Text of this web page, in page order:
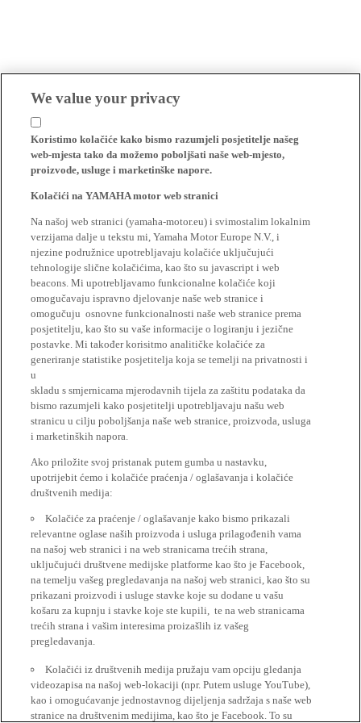
We value your privacy
Koristimo kolačiće kako bismo razumjeli posjetitelje našeg
web-mjesta tako da možemo poboljšati naše web-mjesto,
proizvode, usluge i marketinške napore.
Kolačići na YAMAHA motor web stranici
Na našoj web stranici (yamaha-motor.eu) i svimostalim lokalnim
verzijama dalje u tekstu mi, Yamaha Motor Europe N.V., i
njezine podružnice upotrebljavaju kolačiće uključujući
tehnologije slične kolačićima, kao što su javascript i web
beacons. Mi upotrebljavamo funkcionalne kolačiće koji
omogučavaju ispravno djelovanje naše web stranice i
omogučuju osnovne funkcionalnosti naše web stranice prema
posjetitelju, kao što su vaše informacije o logiranju i jezične
postavke. Mi također korisitmo analitičke kolačiće za
generiranje statistike posjetitelja koja se temelji na privatnosti i
u
skladu s smjernicama mjerodavnih tijela za zaštitu podataka da
bismo razumjeli kako posjetitelji upotrebljavaju našu web
stranicu u cilju poboljšanja naše web stranice, proizvoda, usluga
i marketinških napora.
Ako priložite svoj pristanak putem gumba u nastavku,
upotrijebit ćemo i kolačiće praćenja / oglašavanja i kolačiće
društvenih medija:
Kolačiće za praćenje / oglašavanje kako bismo prikazali
relevantne oglase naših proizvoda i usluga prilagođenih vama
na našoj web stranici i na web stranicama trećih strana,
uključujući društvene medijske platforme kao što je Facebook,
na temelju vašeg pregledavanja na našoj web stranici, kao što su
prikazani proizvodi i usluge stavke koje su dodane u vašu
košaru za kupnju i stavke koje ste kupili, te na web stranicama
trećih strana i vašim interesima proizašlih iz vašeg
pregledavanja.
Kolačići iz društvenih medija pružaju vam opciju gledanja
videozapisa na našoj web-lokaciji (npr. Putem usluge YouTube),
kao i omogućavanje jednostavnog dijeljenja sadržaja s naše web
stranice na društvenim medijima, kao što je Facebook. To su